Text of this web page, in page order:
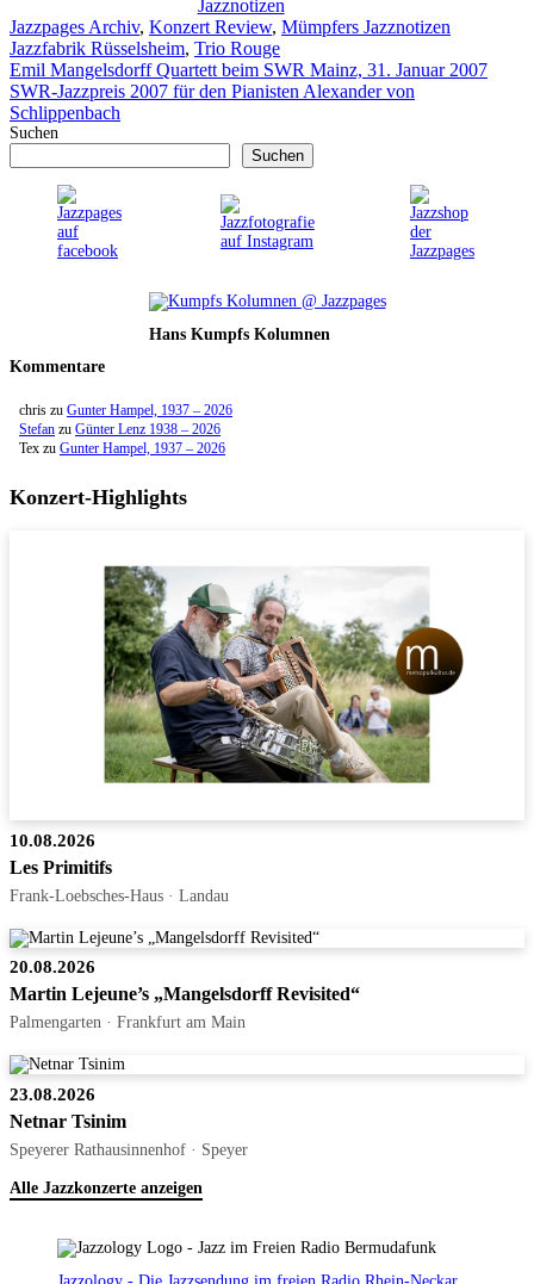
Jazznotizen
Kategorien
Jazzpages Archiv, Konzert Review, Mümpfers Jazznotizen
Jazzfabrik Rüsselsheim, Trio Rouge
Emil Mangelsdorff Quartett beim SWR Mainz, 31. Januar 2007
SWR-Jazzpreis 2007 für den Pianisten Alexander von
Schlippenbach
Suchen
Suchen
Hans Kumpfs Kolumnen
Kommentare
chris zu Gunter Hampel, 1937 – 2026
Stefan zu Günter Lenz 1938 – 2026
Tex zu Gunter Hampel, 1937 – 2026
Konzert-Highlights
10.08.2026
Les Primitifs
Frank-Loebsches-Haus · Landau
20.08.2026
Martin Lejeune’s „Mangelsdorff Revisited“
Palmengarten · Frankfurt am Main
23.08.2026
Netnar Tsinim
Speyerer Rathausinnenhof · Speyer
Alle Jazzkonzerte anzeigen